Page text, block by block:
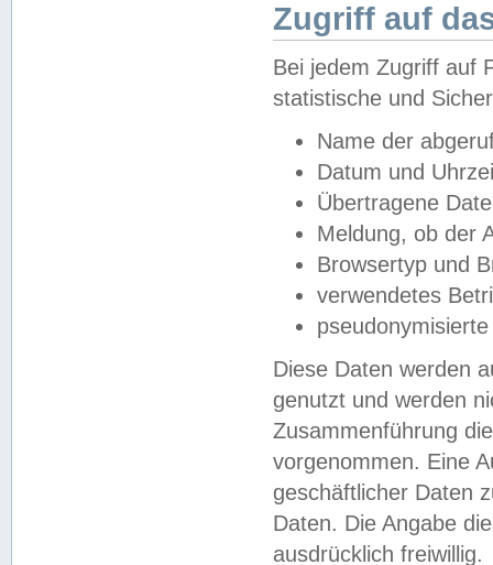
Zugriff auf
Bei jedem Zugriff auf
statistische und
Name der
Datum und
Übertragene
Meldung, ob der
Browsertyp und
verwendetes
Diese Daten werden
genutzt und werden
Zusammenführung
vorgenommen. Eine
geschäftlicher Daten
Daten. Die Angabe
ausdrücklich freiwillig.